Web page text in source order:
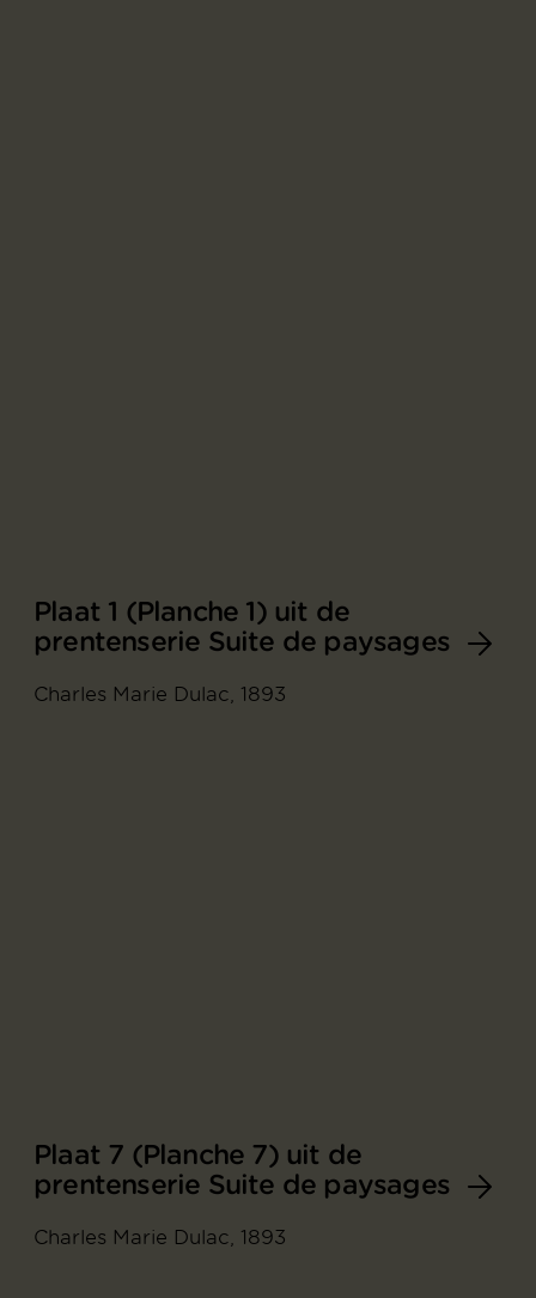
Plaat 1 (Planche 1) uit de
prentenserie Suite de paysages
Charles Marie Dulac, 1893
Plaat 7 (Planche 7) uit de
prentenserie Suite de paysages
Charles Marie Dulac, 1893